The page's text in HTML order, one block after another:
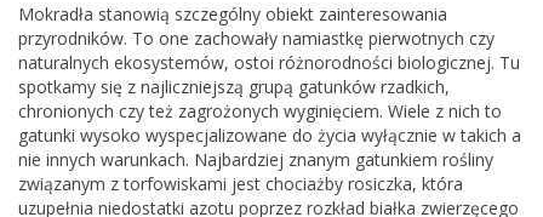
Mokradła stanowią szczególny obiekt zainteresowania
przyrodników. To one zachowały namiastkę pierwotnych czy
naturalnych ekosystemów, ostoi różnorodności biologicznej. Tu
spotkamy się z najliczniejszą grupą gatunków rzadkich,
chronionych czy też zagrożonych wyginięciem. Wiele z nich to
gatunki wysoko wyspecjalizowane do życia wyłącznie w takich a
nie innych warunkach. Najbardziej znanym gatunkiem rośliny
związanym z torfowiskami jest chociażby rosiczka, która
uzupełnia niedostatki azotu poprzez rozkład białka zwierzęcego